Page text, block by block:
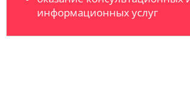
информационных услуг